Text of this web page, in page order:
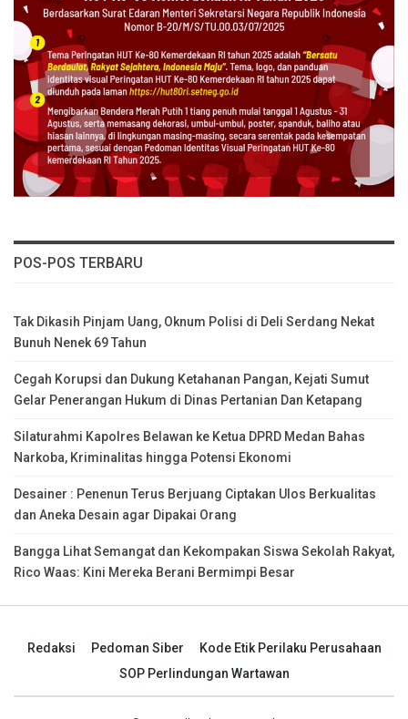
POS-POS TERBARU
Tak Dikasih Pinjam Uang, Oknum Polisi di Deli Serdang Nekat
Bunuh Nenek 69 Tahun
Cegah Korupsi dan Dukung Ketahanan Pangan, Kejati Sumut
Gelar Penerangan Hukum di Dinas Pertanian Dan Ketapang
Silaturahmi Kapolres Belawan ke Ketua DPRD Medan Bahas
Narkoba, Kriminalitas hingga Potensi Ekonomi
Desainer : Penenun Terus Berjuang Ciptakan Ulos Berkualitas
dan Aneka Desain agar Dipakai Orang
Bangga Lihat Semangat dan Kekompakan Siswa Sekolah Rakyat,
Rico Waas: Kini Mereka Berani Bermimpi Besar
Redaksi Pedoman Siber
Kode Etik Perilaku Perusahaan
SOP Perlindungan Wartawan